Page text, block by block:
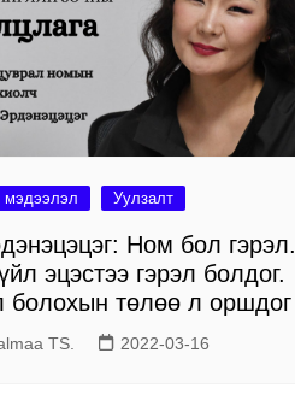
мэдээлэл Уулзалт
Ном бол гэрэл.
эцэстээ гэрэл болдог.
болохын төлөө л оршдог
TS. 2022-03-16